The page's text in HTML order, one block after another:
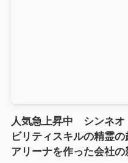
人気急上昇中 シンネオ
ビリティスキルの精霊
アリーナを作った会社の